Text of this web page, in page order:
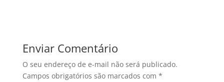
Enviar Comentário
O seu endereço de e-mail não será publicado.
Campos obrigatórios são marcados com *